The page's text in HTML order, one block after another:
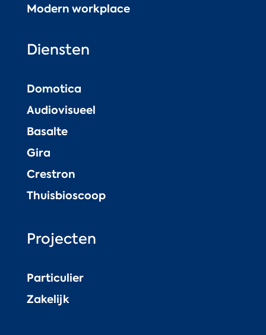
Modern workplace
Diensten
Domotica
Audiovisueel
Basalte
Gira
Crestron
Thuisbioscoop
Projecten
Particulier
Zakelijk